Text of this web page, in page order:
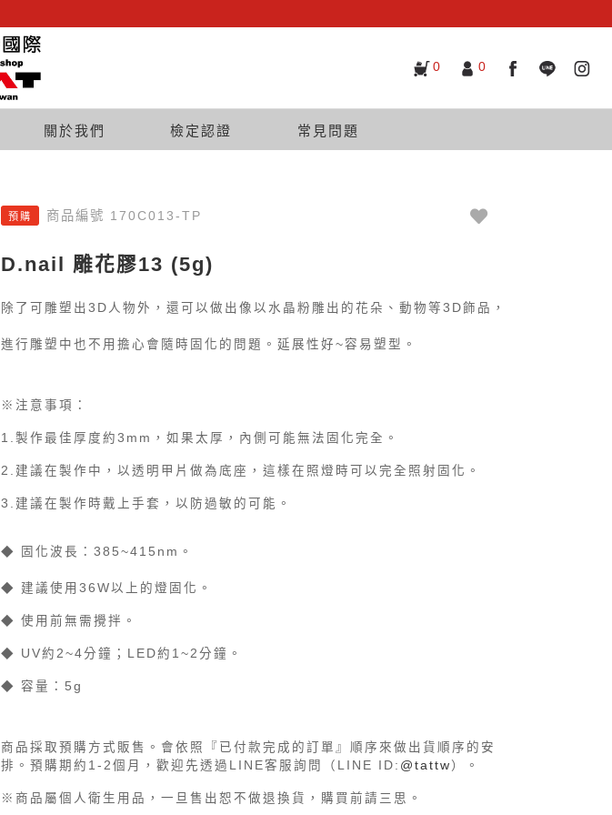
關於我們 檢定認證 常見問題
0 0
預購 商品編號 170C013-TP
D.nail 雕花膠13 (5g)
除了可雕塑出3D人物外，還可以做出像以水晶粉雕出的花朵、動物等3D飾品，
進行雕塑中也不用擔心會隨時固化的問題。延展性好~容易塑型。
※注意事項：
1.製作最佳厚度約3mm，如果太厚，內側可能無法固化完全。
2.建議在製作中，以透明甲片做為底座，這樣在照燈時可以完全照射固化。
3.建議在製作時戴上手套，以防過敏的可能。
◆ 固化波長：385~415nm。
◆ 建議使用36W以上的燈固化。
◆ 使用前無需攪拌。
◆ UV約2~4分鐘；LED約1~2分鐘。
◆ 容量：5g
商品採取預購方式販售。會依照『已付款完成的訂單』順序來做出貨順序的安
排。預購期約1-2個月，歡迎先透過LINE客服詢問（LINE ID: @tattw ）。
※商品屬個人衛生用品，一旦售出恕不做退換貨，購買前請三思。